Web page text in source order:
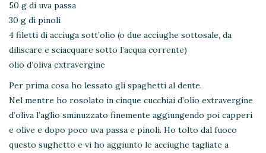
50 g di uva passa
30 g di pinoli
4 filetti di acciuga sott’olio (o due acciughe sottosale, da
diliscare e sciacquare sotto l’acqua corrente)
olio d’oliva extravergine
Per prima cosa ho lessato gli spaghetti al dente.
Nel mentre ho rosolato in cinque cucchiai d’olio extravergine
d’oliva l’aglio sminuzzato finemente aggiungendo poi capperi
e olive e dopo poco uva passa e pinoli. Ho tolto dal fuoco
questo sughetto e vi ho aggiunto le acciughe tagliate a